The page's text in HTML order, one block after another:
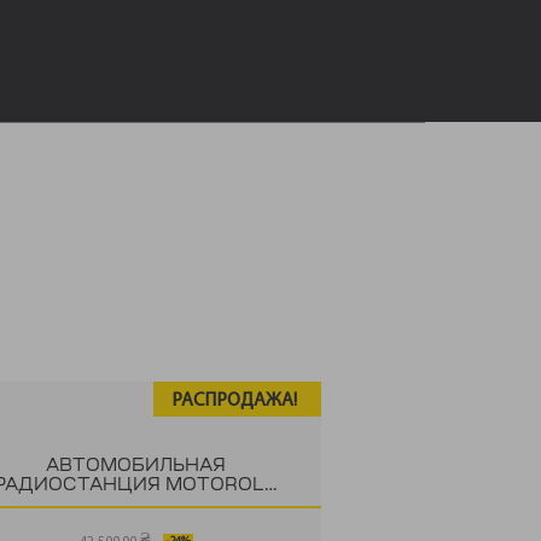
РАСПРОДАЖА!
АВТОМОБИЛЬНАЯ
MOTOROLA
DM4601E UHF